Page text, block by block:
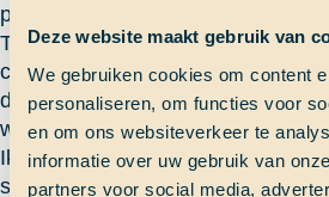
Deze website maakt gebruik van
We gebruiken cookies om content
personaliseren, om functies voor
en om ons websiteverkeer te
informatie over uw gebruik van
partners voor social media,
pakte mijn telefoon en toen…. en
TELEFOON!!!!!! Hij is weg. Ik
checkte alle prullenbakken, terwijl
door de mensen van de winkel
weg… Dit wordt een hele lange
Ik moest uiteindelijk wel om
stapten de bus in en reden terug